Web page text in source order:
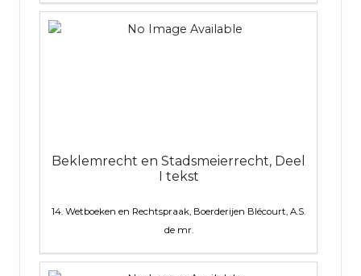
Beklemrecht en Stadsmeierrecht, Deel
I tekst
14. Wetboeken en Rechtspraak, Boerderijen Blécourt, A.S.
de mr.